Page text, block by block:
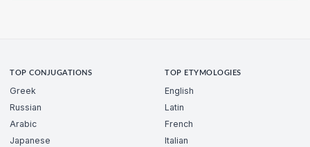
TOP CONJUGATIONS
Greek
Russian
Arabic
Japanese
TOP ETYMOLOGIES
English
Latin
French
Italian